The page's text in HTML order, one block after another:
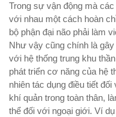
Trong sự vận động mà
với nhau một cách hoàn
bộ phận đại não phải làm
Như vậy cũng chính là
với hệ thống trung khu
phát triển cơ năng của hệ
nhiên tác dụng điều tiết
khí quản trong toàn thân,
thể đối với ngoại giới. Ví